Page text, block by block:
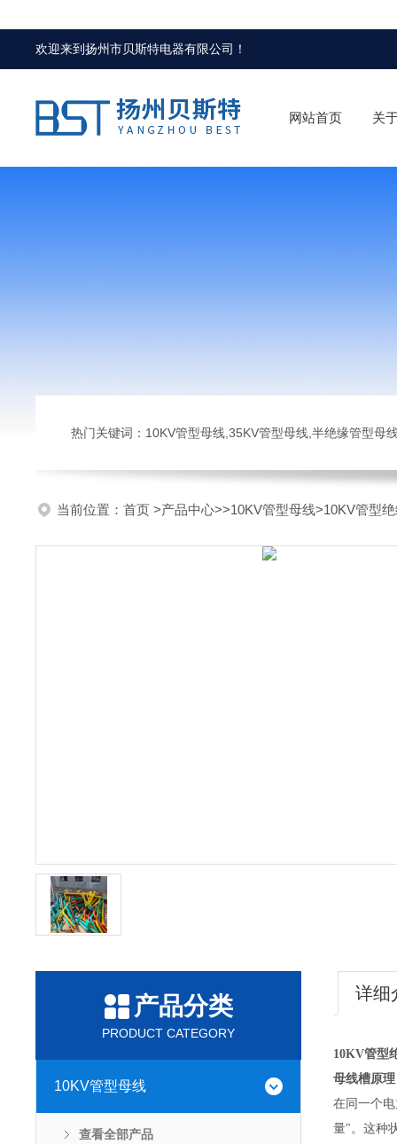
欢迎来到扬州市贝斯特电器有限公司 ！
网站首页 关
热门关键词：10KV管型母线,35KV管型母线,半绝缘管型母
当前位置： 首页 >产品中心>>10KV管型母线>10KV管型
产品分类
PRODUCT CATEGORY
10KV管型母线
查看全部产品
详细
10KV管型
母线槽原
在同一个
量"。这种